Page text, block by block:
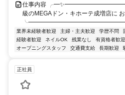
仕事内容
級のMEGAドン・キホーテ成増店に
業界未経験者歓迎 主婦・主夫歓迎 学歴不問
経験者歓迎
ネイルOK 残業なし 有資格者歓迎
オープニングスタッフ
交通費支給 長期歓迎
正社員